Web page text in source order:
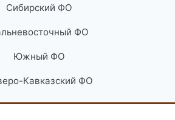
Сибирский ФО
ФО
Южный ФО
Кавказский ФО